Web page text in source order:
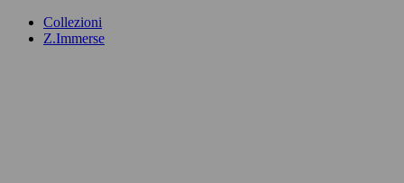
Collezioni
Z.Immerse